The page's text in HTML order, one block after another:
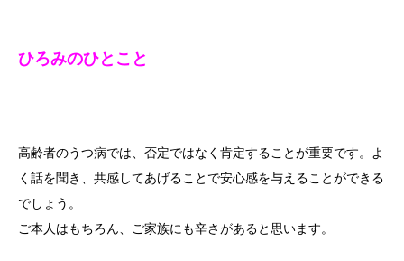
ひろみのひとこと
高齢者のうつ病では、否定ではなく肯定することが重要です。よ
く話を聞き、共感してあげることで安心感を与えることができる
でしょう。
ご本人はもちろん、ご家族にも辛さがあると思います。